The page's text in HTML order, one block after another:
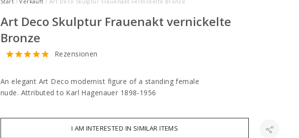
Art Deco Skulptur Frauenakt vernickelte
Bronze
Rezensionen
An elegant Art Deco modernist figure of a standing female
nude. Attributed to Karl Hagenauer 1898-1956
I AM INTERESTED IN SIMILAR ITEMS